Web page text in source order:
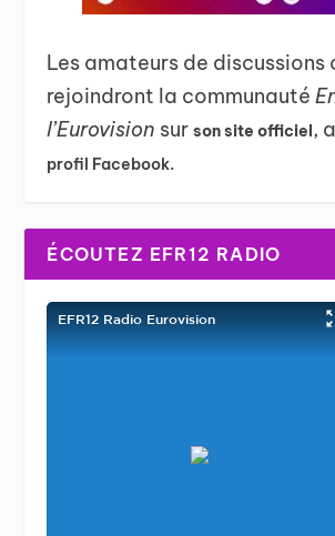
Les amateurs de discussions
rejoindront la communauté
l’Eurovision surson site officiel,
profil Facebook.
ÉCOUTEZ EFR12 RADIO